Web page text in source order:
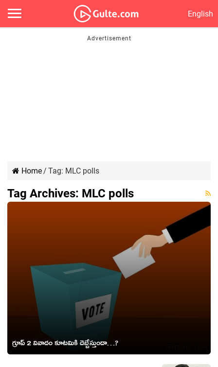
English
Home/ Tag: MLC polls
Tag Archives: MLC polls
గ్రూప్ 2 వివాదం కూటమికి దెబ్బేస్తుందా…?